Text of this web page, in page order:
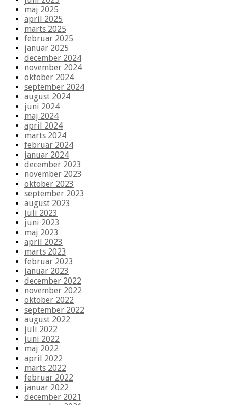
maj 2025
april 2025
marts 2025
februar 2025
januar 2025
december 2024
november 2024
oktober 2024
september 2024
august 2024
juni 2024
maj 2024
april 2024
marts 2024
februar 2024
januar 2024
december 2023
november 2023
oktober 2023
september 2023
august 2023
juli 2023
juni 2023
maj 2023
april 2023
marts 2023
februar 2023
januar 2023
december 2022
november 2022
oktober 2022
september 2022
august 2022
juli 2022
juni 2022
maj 2022
april 2022
marts 2022
februar 2022
januar 2022
december 2021